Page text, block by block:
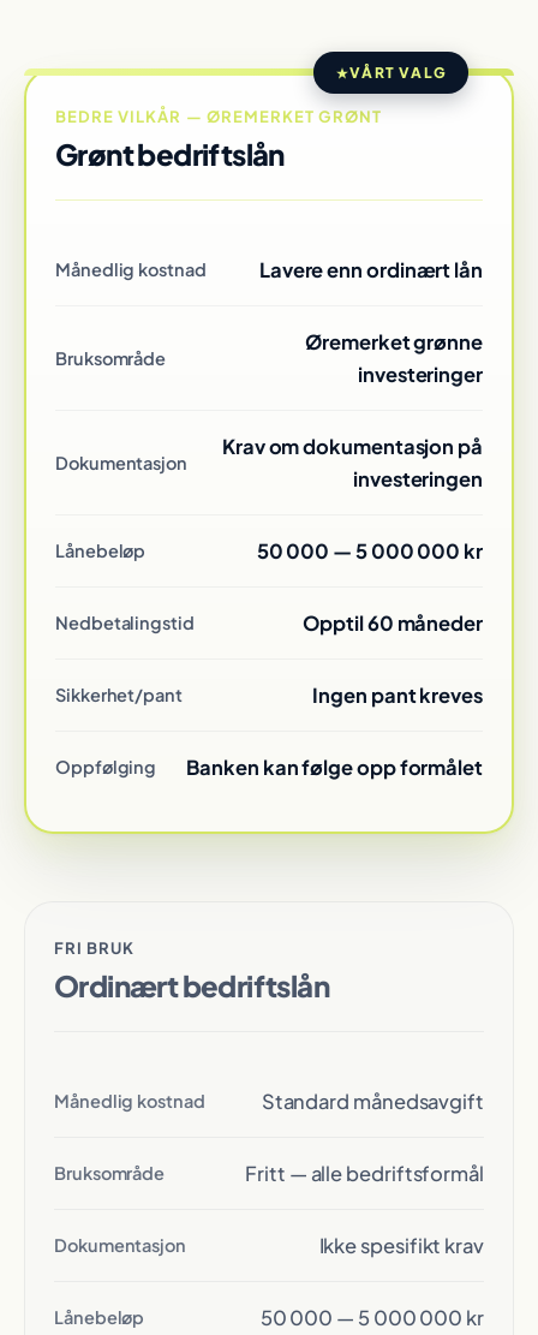
VÅRT VALG
BEDRE VILKÅR — ØREMERKET GRØNT
Grønt bedriftslån
Månedlig kostnad Lavere enn ordinært lån
Bruksområde
Øremerket grønne
investeringer
Dokumentasjon
Krav om dokumentasjon på
investeringen
Lånebeløp 50 000 — 5 000 000 kr
Nedbetalingstid Opptil 60 måneder
Sikkerhet/pant Ingen pant kreves
Oppfølging Banken kan følge opp formålet
FRI BRUK
Ordinært bedriftslån
Månedlig kostnad Standard månedsavgift
Bruksområde Fritt — alle bedriftsformål
Dokumentasjon Ikke spesifikt krav
Lånebeløp 50 000 — 5 000 000 kr